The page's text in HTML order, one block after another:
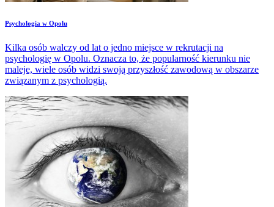
Psychologia w Opolu
Kilka osób walczy od lat o jedno miejsce w rekrutacji na
psychologię w Opolu. Oznacza to, że popularność kierunku nie
maleje, wiele osób widzi swoją przyszłość zawodową w obszarze
związanym z psychologią.